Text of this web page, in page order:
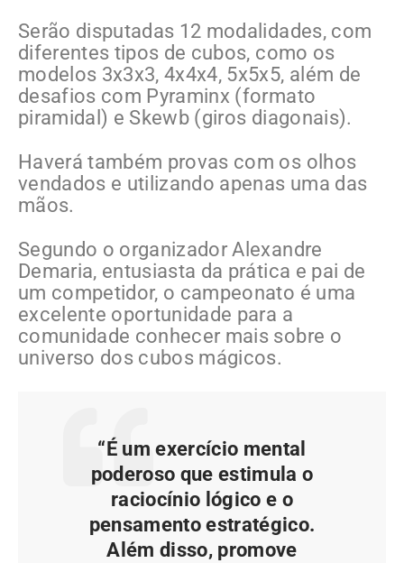
Serão disputadas 12 modalidades, com
diferentes tipos de cubos, como os
modelos 3x3x3, 4x4x4, 5x5x5, além de
desafios com Pyraminx (formato
piramidal) e Skewb (giros diagonais).
Haverá também provas com os olhos
vendados e utilizando apenas uma das
mãos.
Segundo o organizador Alexandre
Demaria, entusiasta da prática e pai de
um competidor, o campeonato é uma
excelente oportunidade para a
comunidade conhecer mais sobre o
universo dos cubos mágicos.
“É um exercício mental
poderoso que estimula o
raciocínio lógico e o
pensamento estratégico.
Além disso, promove